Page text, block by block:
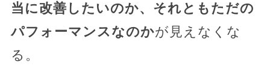
当に改善したいのか、それともただの
パフォーマンスなのかが見えなくな
る。